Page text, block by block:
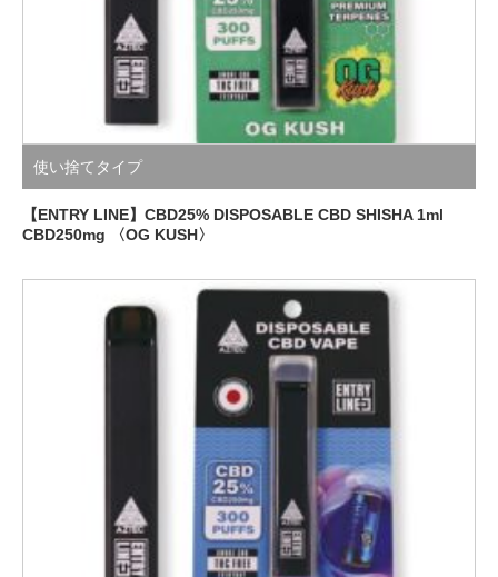
使い捨てタイプ
【ENTRY LINE】CBD25% DISPOSABLE CBD SHISHA 1ml
CBD250mg 〈OG KUSH〉